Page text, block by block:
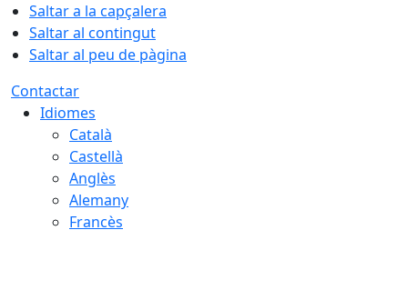
Saltar a la capçalera
Saltar al contingut
Saltar al peu de pàgina
Contactar
Idiomes
Català
Castellà
Anglès
Alemany
Francès